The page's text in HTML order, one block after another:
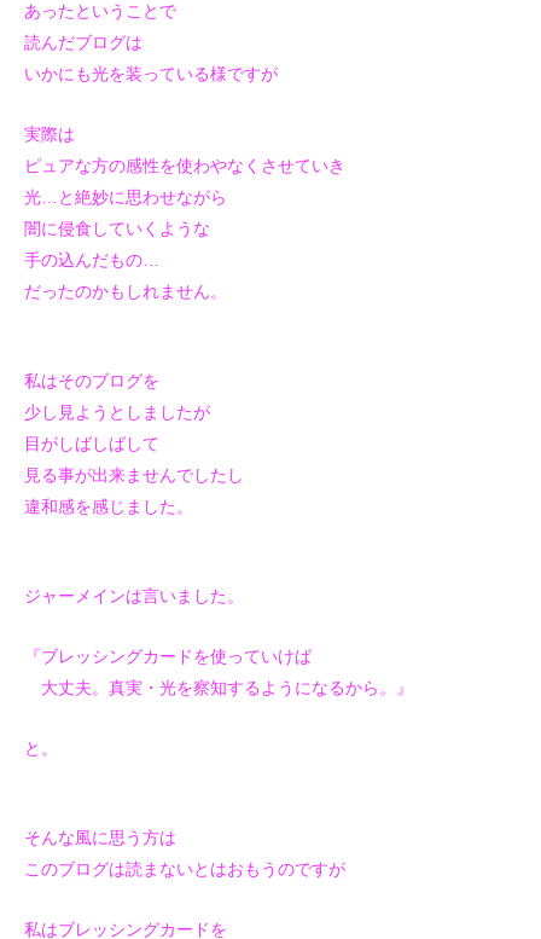
あったということで
読んだブログは
いかにも光を装っている様ですが
実際は
ピュアな方の感性を使わやなくさせていき
光…と絶妙に思わせながら
闇に侵食していくような
手の込んだもの…
だったのかもしれません。
私はそのブログを
少し見ようとしましたが
目がしばしばして
見る事が出来ませんでしたし
違和感を感じました。
ジャーメインは言いました。
『ブレッシングカードを使っていけば
大丈夫。真実・光を察知するようになるから。』
と。
そんな風に思う方は
このブログは読まないとはおもうのですが
私はブレッシングカードを